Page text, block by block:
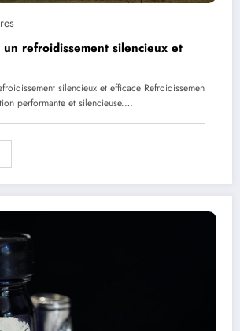
refroidissement silencieux et
silencieux et efficace Refroidissemen
performante et silencieuse.…